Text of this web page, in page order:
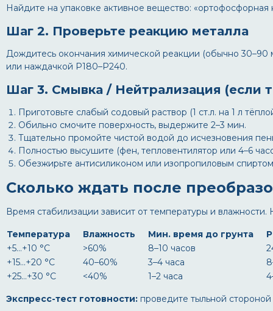
Найдите на упаковке активное вещество: «ортофосфорная
Шаг 2. Проверьте реакцию металла
Дождитесь окончания химической реакции (обычно
или наждачкой P180–P240.
Шаг 3. Смывка / Нейтрализация (если
Приготовьте слабый содовый раствор (1 ст.л. на 1 л
Обильно смочите поверхность, выдержите 2–3 мин.
Тщательно промойте чистой водой до исчезновения
Полностью высушите (фен, тепловентилятор или 4–6
Обезжирьте антисиликоном или изопропиловым
Сколько ждать после
Время стабилизации зависит от температуры и
Температура Влажность Мин. время до грунта
+5…+10 °C
>60% 8–10 часов
+15…+20 °C
40–60% 3–4 часа
+25…+30 °C
<40% 1–2 часа
Экспресс-тест готовности: проведите тыльной